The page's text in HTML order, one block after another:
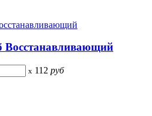
Восстанавливающий
x 112 руб